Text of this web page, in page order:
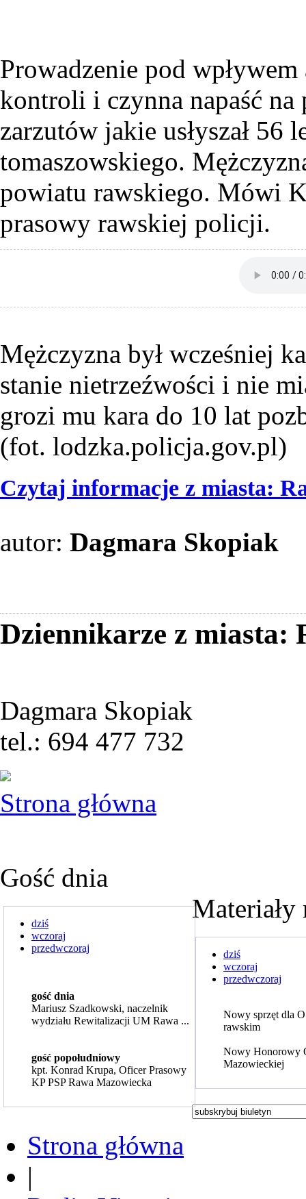
Prowadzenie pod
kontroli i czynna napaść
zarzutów jakie usłyszał 56
tomaszowskiego.
powiatu rawskiego. Mówi
prasowy rawskiej policji.
Mężczyzna był wcześniej
stanie nietrzeźwości i nie
grozi mu kara do 10 lat
(fot. lodzka.policja.gov.pl)
Czytaj informacje z miasta:
autor: Dagmara Skopiak
Dziennikarze z miasta:
Dagmara Skopiak
tel.: 694 477 732
Strona główna
Gość dnia
dziś
wczoraj
przedwczoraj
gość dnia
Mariusz Szadkowski, naczelnik
wydziału Rewitalizacji UM Rawa ...
gość popołudniowy
kpt. Konrad Krupa, Oficer Prasowy
KP PSP Rawa Mazowiecka
Materiały
dziś
wczoraj
przedwczoraj
Nowy sprzęt dla
rawskim
Nowy Honorowy
Mazowieckiej
Strona główna
|